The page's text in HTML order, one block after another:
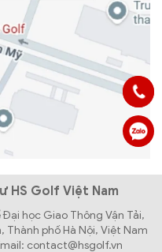
HS Golf Việt Nam
học Giao Thông Vận Tải,
Thành phố Hà Nội, Việt Nam
contact@hsgolf.vn